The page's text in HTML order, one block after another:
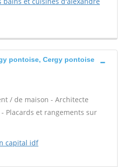
pontoise, Cergy pontoise
/ de maison - Architecte
Placards et rangements sur
capital idf